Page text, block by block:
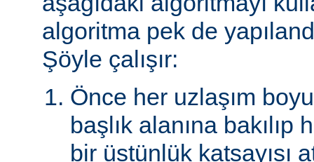
algoritma pek de
Şöyle çalışır:
Önce her uzlaşım
başlık alanına
bir üstünlük katsayısı